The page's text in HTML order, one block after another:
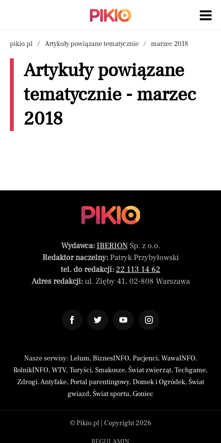
pikio.pl Artykuły powiązane tematycznie marzec 2018
Artykuły powiązane
tematycznie - marzec
2018
Wydawca: IBERIONSp. z o.o.
Redaktor naczelny:Patryk Przybyłowski
tel. do redakcji: 22 113 14 62
Adres redakcji:ul. Zięby 41, 02-808 Warszawa
Nasze serwisy: Lelum, BiznesINFO, Pacjenci, WawaINFO,
RolnikINFO, WTV, Turyści, Smakosze, Świat zwierząt, Techgame,
Zdrogi,Antyfake, Portal parentingowy, Domek i Ogródek, Świat
gwiazd, Świat sportu, Goniec
© Pikio.pl | Copyright 2026